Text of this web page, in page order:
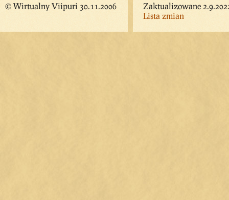
© Wirtualny Viipuri 30.11.2006
Zaktualizowane
Lista zmian